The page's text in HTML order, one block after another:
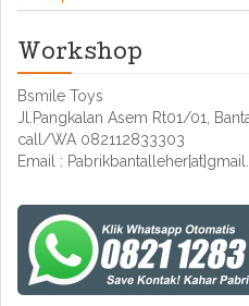
Workshop
Bsmile Toys
Jl.Pangkalan Asem Rt01/01,
call/WA 082112833303
Email :